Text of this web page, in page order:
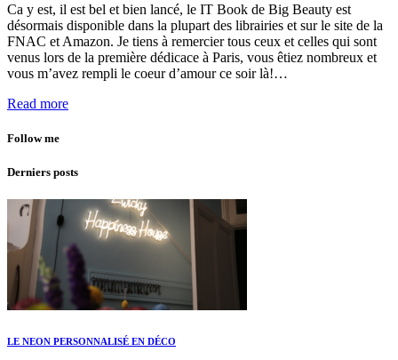
Ca y est, il est bel et bien lancé, le IT Book de Big Beauty est
désormais disponible dans la plupart des librairies et sur le site de la
FNAC et Amazon. Je tiens à remercier tous ceux et celles qui sont
venus lors de la première dédicace à Paris, vous êtiez nombreux et
vous m’avez rempli le coeur d’amour ce soir là!…
Read more
Follow me
Derniers posts
LE NEON PERSONNALISÉ EN DÉCO